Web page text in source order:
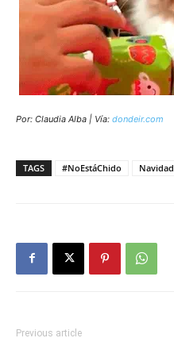
Por: Claudia Alba | Vía: dondeir.com
TAGS #NoEstáChido Navidad
Previous article